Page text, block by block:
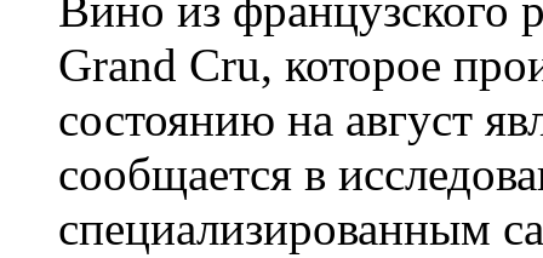
Grand Cru, которое
состоянию на август
сообщается в
специализированным